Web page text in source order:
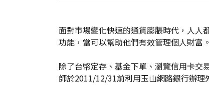
面對市場變化快速的通貨膨脹時代，人人
功能，當可以幫助他們有效管理個人財富。
除了台幣定存、基金下單、瀏覽信用卡交
師於2011/12/31前利用玉山網路銀行辦